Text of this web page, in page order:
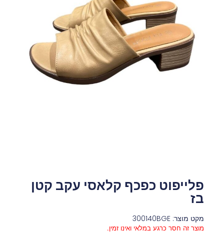
פלייפוט כפכף קלאסי עקב קטן
בז
מקט מוצר: 300140BGE
מוצר זה חסר כרגע במלאי ואינו זמין.